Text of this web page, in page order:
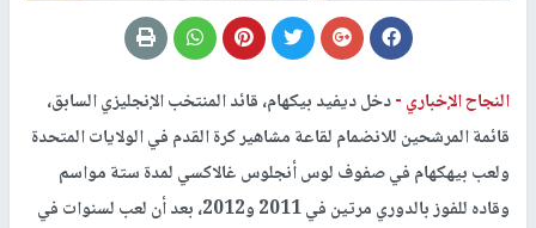
النجاح الإخباري -دخل ديفيد بيكهام، قائد المنتخب الإنجليزي السابق،
قائمة المرشحين للانضمام لقاعة مشاهير كرة القدم في الولايات المتحدة
ولعب بيهكهام في صفوف لوس أنجلوس غالاكسي لمدة ستة مواسم
وقاده للفوز بالدوري مرتين في 2011 و2012، بعد أن لعب لسنوات في